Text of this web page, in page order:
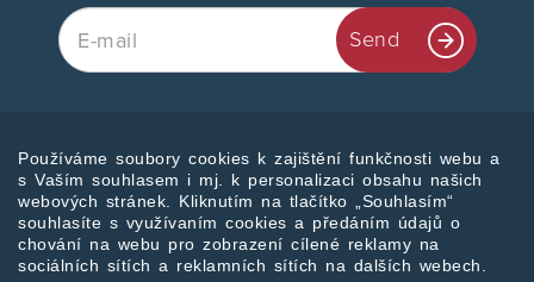
Email
Send
Join us
Používáme soubory cookies k zajištění funkčnosti webu a
s Vaším souhlasem i mj. k personalizaci obsahu našich
webových stránek. Kliknutím na tlačítko „Souhlasím“
souhlasíte s využívaním cookies a předáním údajů o
chování na webu pro zobrazení cílené reklamy na
sociálních sítích a reklamních sítích na dalších webech.